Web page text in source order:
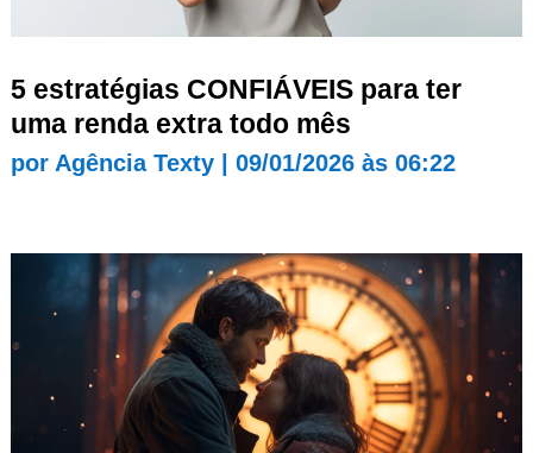
5 estratégias CONFIÁVEIS para ter
uma renda extra todo mês
por Agência Texty| 09/01/2026 às 06:22